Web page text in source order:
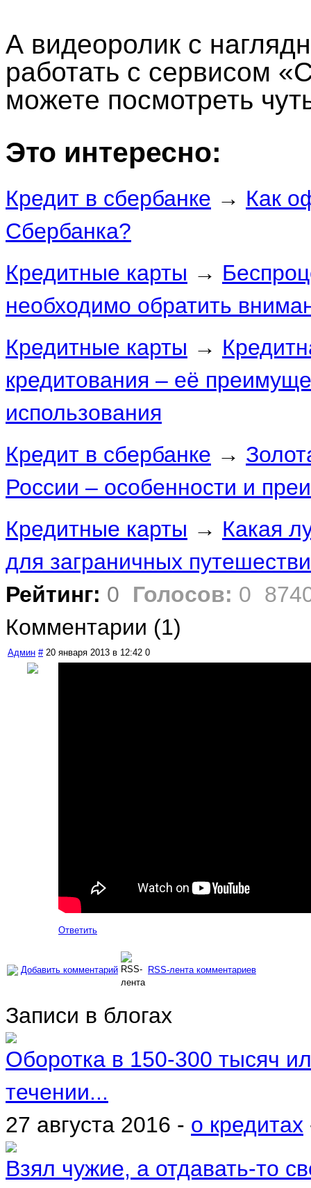
А видеоролик с
работать с сервисом
можете посмотреть
Это интересно:
Кредит в сбербанке → Как
Сбербанка?
Кредитные карты →
необходимо обратить
Кредитные карты →
кредитования – её
использования
Кредит в сбербанке →
России – особенности и
Кредитные карты → Какая
для заграничных
Рейтинг: 0 Голосов: 0
Комментарии (1)
Админ # 20 января 2013 в 12:42 0
Ответить
Добавить комментарий RSS-лента комментариев
Записи в блогах
Оборотка в 150-300 тысяч
течении...
27 августа 2016 - о кредитах
Взял чужие, а отдавать-то